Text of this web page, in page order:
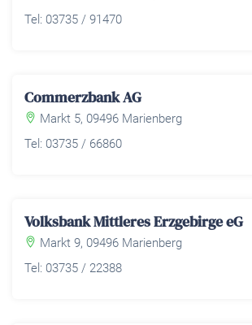
Tel: 03735 / 91470
Commerzbank AG
Markt 5, 09496 Marienberg
Tel: 03735 / 66860
Volksbank Mittleres Erzgebirge eG
Markt 9, 09496 Marienberg
Tel: 03735 / 22388